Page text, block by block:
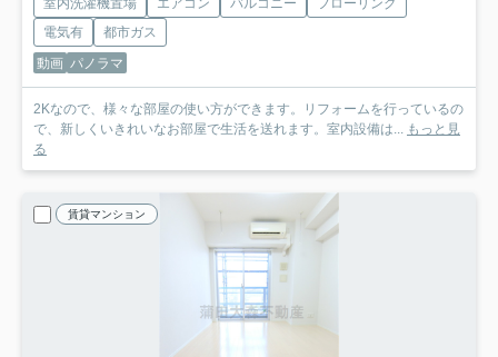
室内洗濯機置場 エアコン バルコニー
フローリング
電気有
都市ガス
動画 パノラマ
2Kなので、様々な部屋の使い方ができます。リフォームを行っているの
で、新しくいきれいなお部屋で生活を送れます。室内設備は... もっと見
る
賃貸マンション